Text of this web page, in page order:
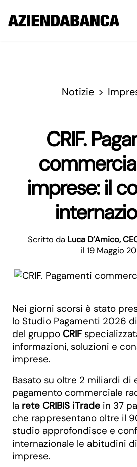
Notizie
CRIF.
imprese: il
Scritto da Luca D’Amico,
il 19 Maggio
Nei giorni scorsi è stato
lo Studio Pagamenti 2026 di
del gruppo CRIF
informazioni, soluzioni e
imprese.
Basato su oltre 2 miliardi di
pagamento commerciale
la rete CRIBIS iTrade in 37
che rappresentano oltre il
studio approfondisce e
internazionale le abitudini
imprese.